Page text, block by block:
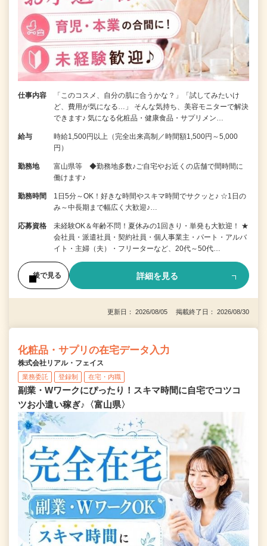
仕事内容
「このコスメ、自分の肌に合うかな？」「試してみたいけ
ど、費用が気になる…」 そんな気持ち、美容モニターで解決
できます♪ 気になる化粧品・健康食品・サプリメン…
給与
時給1,500円以上（完全出来高制／時間額1,500円～5,000
円）
勤務地
富山県等 ◆勤務地多数♪ご自宅やお近くの店舗で間時間に
働けます♪
勤務時間
1日5分～OK！好きな時間やスキマ時間でサクッと♪ ☆1日の
み～中長期まで幅広く大歓迎♪…
応募資格
未経験OK＆年齢不問！夏休みの1回きり・単発も大歓迎！ ★
会社員・派遣社員・契約社員・個人事業主・パート・アルバ
イト・主婦（夫）・フリーターなど、20代～50代…
後で見る 詳細を見る
更新日： 2026/08/05 掲載終了日： 2026/08/30
化粧品・サプリの在宅データ入力
株式会社リアル・フェイス
業務委託 登録制 在宅・内職
副業・Wワークにぴったり！スキマ時間に自宅でコツコ
ツお小遣い稼ぎ♪〈富山県〉